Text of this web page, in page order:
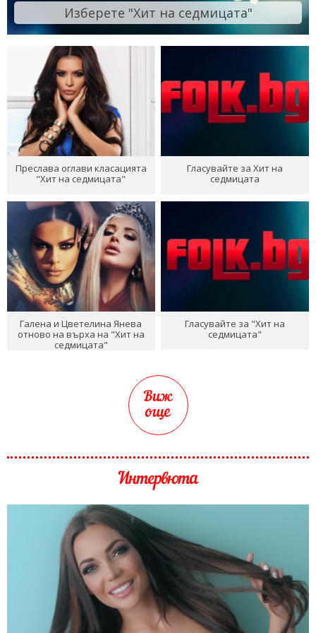
Изберете "Хит на седмицата"
Преслава оглави класацията
"Хит на седмицата"
Гласувайте за Хит на
седмицата
Галена и Цветелина Янева
отново на върха на "Хит на
седмицата"
Гласувайте за "Хит на
седмицата"
Виж
още
Интервюта